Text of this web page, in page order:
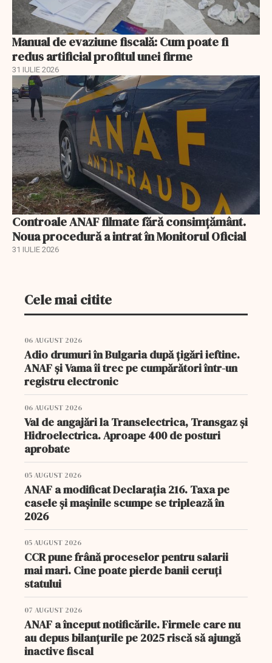
Manual de evaziune fiscală: Cum poate fi
redus artificial profitul unei firme
31 IULIE 2026
Controale ANAF filmate fără consimțământ.
Noua procedură a intrat în Monitorul Oficial
31 IULIE 2026
Cele mai citite
06 AUGUST 2026
Adio drumuri în Bulgaria după țigări ieftine.
ANAF și Vama îi trec pe cumpărători într-un
registru electronic
06 AUGUST 2026
Val de angajări la Transelectrica, Transgaz și
Hidroelectrica. Aproape 400 de posturi
aprobate
05 AUGUST 2026
ANAF a modificat Declarația 216. Taxa pe
casele și mașinile scumpe se triplează în
2026
05 AUGUST 2026
CCR pune frână proceselor pentru salarii
mai mari. Cine poate pierde banii ceruți
statului
07 AUGUST 2026
ANAF a început notificările. Firmele care nu
au depus bilanțurile pe 2025 riscă să ajungă
inactive fiscal